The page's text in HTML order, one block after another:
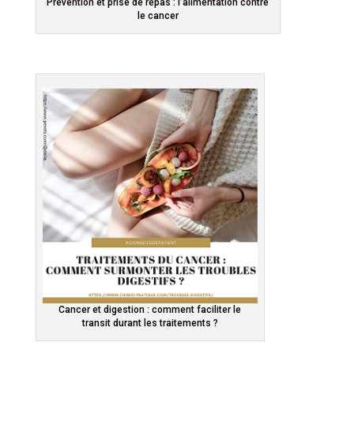
Prévention et prise de repas : l’alimentation contre
le cancer
Cancer et digestion : comment faciliter le
transit durant les traitements ?